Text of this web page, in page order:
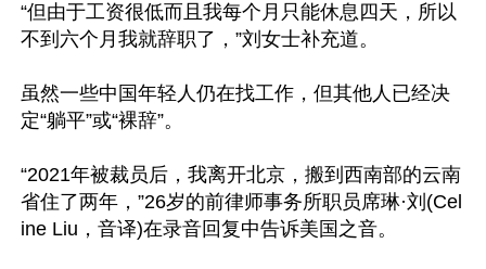
“但由于工资很低而且我每个月只能休息四天，所以
不到六个月我就辞职了，”刘女士补充道。
虽然一些中国年轻人仍在找工作，但其他人已经决
定“躺平”或“裸辞”。
“2021年被裁员后，我离开北京，搬到西南部的云南
省住了两年，”26岁的前律师事务所职员席琳·刘(Cel
ine Liu，音译)在录音回复中告诉美国之音。